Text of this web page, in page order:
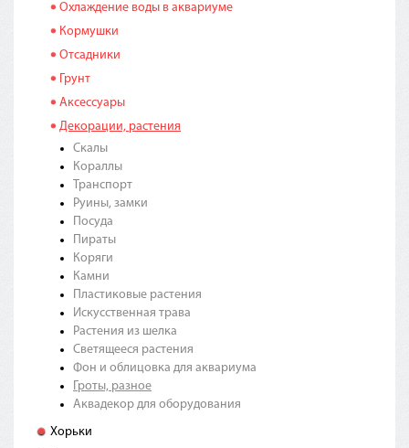
Охлаждение воды в аквариуме
Кормушки
Отсадники
Грунт
Аксессуары
Декорации, растения
Скалы
Кораллы
Транспорт
Руины, замки
Посуда
Пираты
Коряги
Камни
Пластиковые растения
Искусственная трава
Растения из шелка
Светящееся растения
Фон и облицовка для аквариума
Гроты, разное
Аквадекор для оборудования
Хорьки